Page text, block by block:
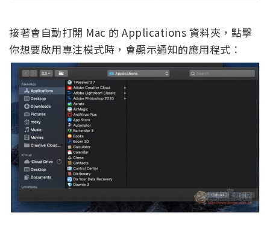
接著會自動打開 Mac 的 Applications 資料夾，點擊
你想要啟用專注模式時，會顯示通知的應用程式：